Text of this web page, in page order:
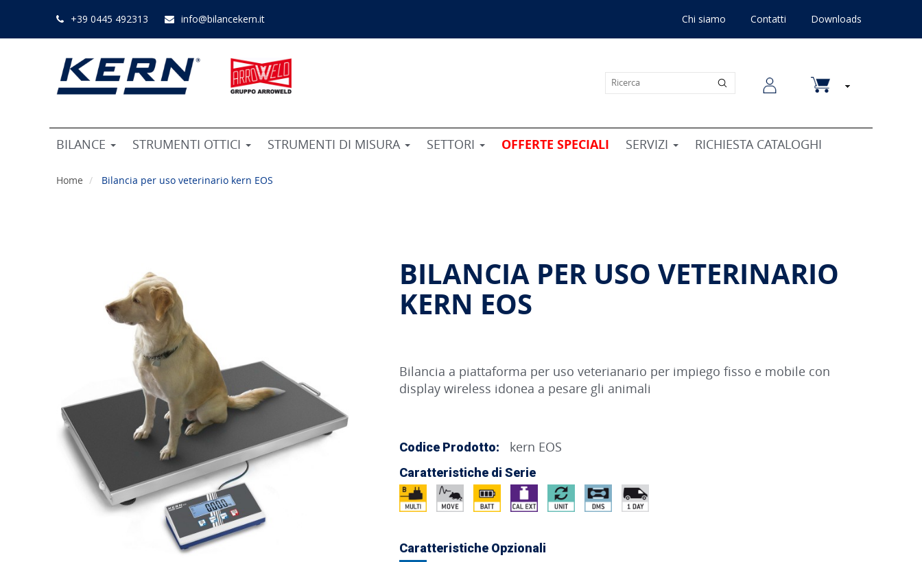
+39 0445 492313 info@bilancekern.it Chi siamo Contatti Downloads
BILANCE STRUMENTI OTTICI STRUMENTI DI MISURA SETTORI OFFERTE SPECIALI SERVIZI RICHIESTA CATALOGHI
Home Bilancia per uso veterinario kern EOS
BILANCIA PER USO VETERINARIO
KERN EOS
Bilancia a piattaforma per uso veterianario per impiego fisso e mobile con
display wireless idonea a pesare gli animali
Codice Prodotto: kern EOS
Caratteristiche di Serie
Caratteristiche Opzionali